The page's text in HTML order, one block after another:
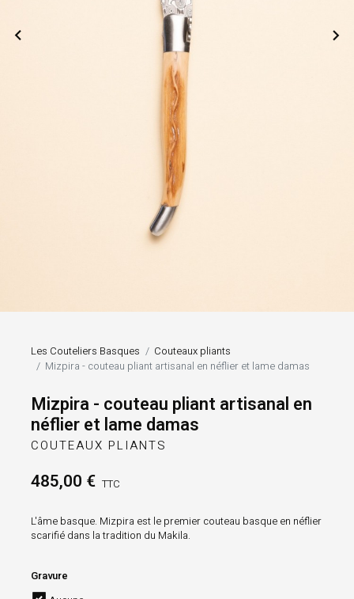
 
Les Couteliers Basques
Couteaux pliants
Mizpira - couteau pliant artisanal en néflier et lame damas
Mizpira - couteau pliant artisanal en
néflier et lame damas
COUTEAUX PLIANTS
485,00 € TTC
L'âme basque. Mizpira est le premier couteau basque en néflier
scarifié dans la tradition du Makila.
Gravure